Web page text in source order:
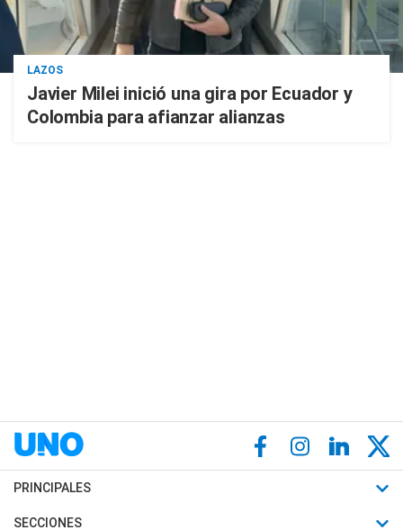
LAZOS
Javier Milei inició una gira por Ecuador y
Colombia para afianzar alianzas
PRINCIPALES
Últimas Noticias
SECCIONES